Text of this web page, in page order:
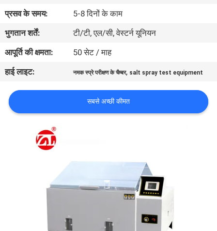
नियंत्रण
संपर्क
करें
समाचार
प्रसव के समय:
5-8 दिनों के काम
भुगतान शर्तें:
टी/टी, एल/सी, वेस्टर्न यूनियन
आपूर्ति की क्षमता:
50 सेट / माह
हाई लाइट:
नमक स्प्रे परीक्षण के चैम्बर, salt spray test equipment
सबसे अच्छी कीमत